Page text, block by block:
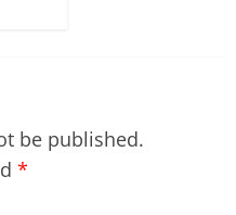
be published.
*